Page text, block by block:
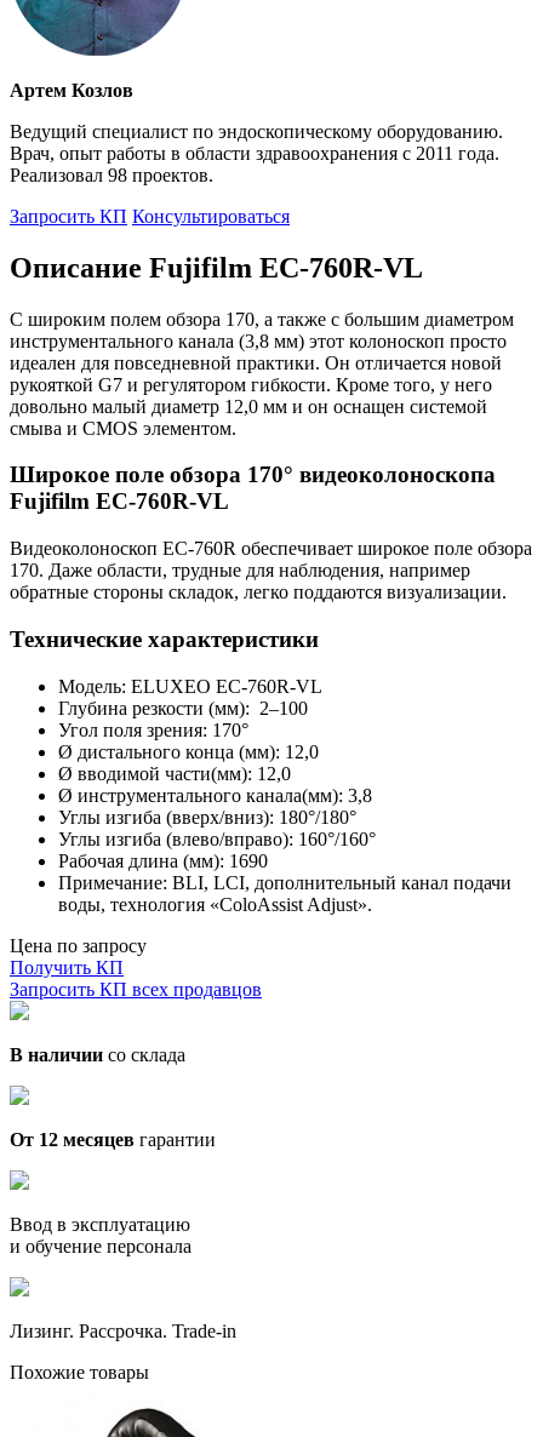
Артем Козлов
Ведущий специалист по эндоскопическому оборудованию.
Врач, опыт работы в области здравоохранения с 2011 года.
Реализовал 98 проектов.
Запросить КП Консультироваться
Описание Fujifilm EC-760R-VL
С широким полем обзора 170, а также с большим диаметром
инструментального канала (3,8 мм) этот колоноскоп просто
идеален для повседневной практики. Он отличается новой
рукояткой G7 и регулятором гибкости. Кроме того, у него
довольно малый диаметр 12,0 мм и он оснащен системой
смыва и CMOS элементом.
Широкое поле обзора 170° видеоколоноскопа
Fujifilm EC-760R-VL
Видеоколоноскоп EC-760R обеспечивает широкое поле обзора
170. Даже области, трудные для наблюдения, например
обратные стороны складок, легко поддаются визуализации.
Технические характеристики
Модель: ELUXEO EC-760R-VL
Глубина резкости (мм): 2–100
Угол поля зрения: 170°
Ø дистального конца (мм): 12,0
Ø вводимой части(мм): 12,0
Ø инструментального канала(мм): 3,8
Углы изгиба (вверх/вниз): 180°/180°
Углы изгиба (влево/вправо): 160°/160°
Рабочая длина (мм): 1690
Примечание: BLI, LCI, дополнительный канал подачи
воды, технология «ColoAssist Adjust».
Цена по запросу
Получить КП
Запросить КП всех продавцов
В наличии со склада
От 12 месяцев гарантии
Ввод в эксплуатацию
и обучение персонала
Лизинг. Рассрочка. Trade-in
Похожие товары